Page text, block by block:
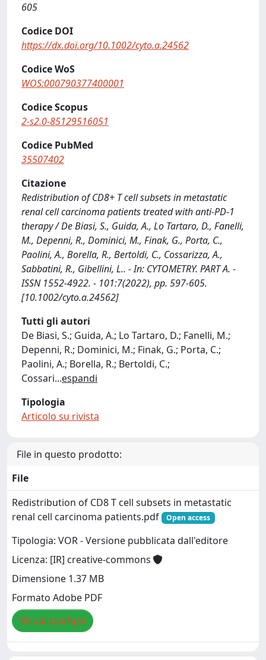
605
Codice DOI
https://dx.doi.org/10.1002/cyto.a.24562
Codice WoS
WOS:000790377400001
Codice Scopus
2-s2.0-85129516051
Codice PubMed
35507402
Citazione
Redistribution of CD8+ T cell subsets in metastatic
renal cell carcinoma patients treated with anti-PD-1
therapy / De Biasi, S., Guida, A., Lo Tartaro, D., Fanelli,
M., Depenni, R., Dominici, M., Finak, G., Porta, C.,
Paolini, A., Borella, R., Bertoldi, C., Cossarizza, A.,
Sabbatini, R., Gibellini, L.. - In: CYTOMETRY. PART A. -
ISSN 1552-4922. - 101:7(2022), pp. 597-605.
[10.1002/cyto.a.24562]
Tutti gli autori
De Biasi, S.; Guida, A.; Lo Tartaro, D.; Fanelli, M.;
Depenni, R.; Dominici, M.; Finak, G.; Porta, C.;
Paolini, A.; Borella, R.; Bertoldi, C.;
Cossari...espandi
Tipologia
Articolo su rivista
File in questo prodotto:
File
Redistribution of CD8 T cell subsets in metastatic
renal cell carcinoma patients.pdf
Open access
Tipologia: VOR - Versione pubblicata dall'editore
Licenza: [IR] creative-commons
Dimensione 1.37 MB
Formato Adobe PDF
Visualizza/Apri